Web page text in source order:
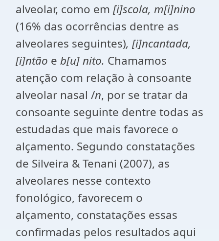
alveolar, como em [i]scola, m[i]nino
(16% das ocorrências dentre as
alveolares seguintes), [i]ncantada,
[i]ntão e b[u] nito. Chamamos
atenção com relação à consoante
alveolar nasal /n, por se tratar da
consoante seguinte dentre todas as
estudadas que mais favorece o
alçamento. Segundo constatações
de Silveira & Tenani (2007), as
alveolares nesse contexto
fonológico, favorecem o
alçamento, constatações essas
confirmadas pelos resultados aqui